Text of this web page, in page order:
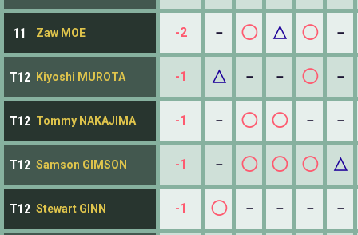
11 Zaw MOE -2 － ◯ △ ◯ －
T12 Kiyoshi MUROTA -1 △ － － ◯ －
T12 Tommy NAKAJIMA -1 － ◯ ◯ － －
T12 Samson GIMSON -1 － ◯ ◯ ◯ △
T12 Stewart GINN -1 ◯ － － － －